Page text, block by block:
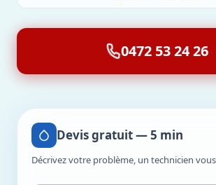
0472 53 24 26
Devis gratuit — 5 min
Décrivez votre problème, un technicien